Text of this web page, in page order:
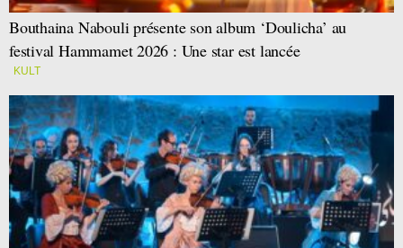
Bouthaina Nabouli présente son album ‘Doulicha’ au
festival Hammamet 2026 : Une star est lancée
KULT